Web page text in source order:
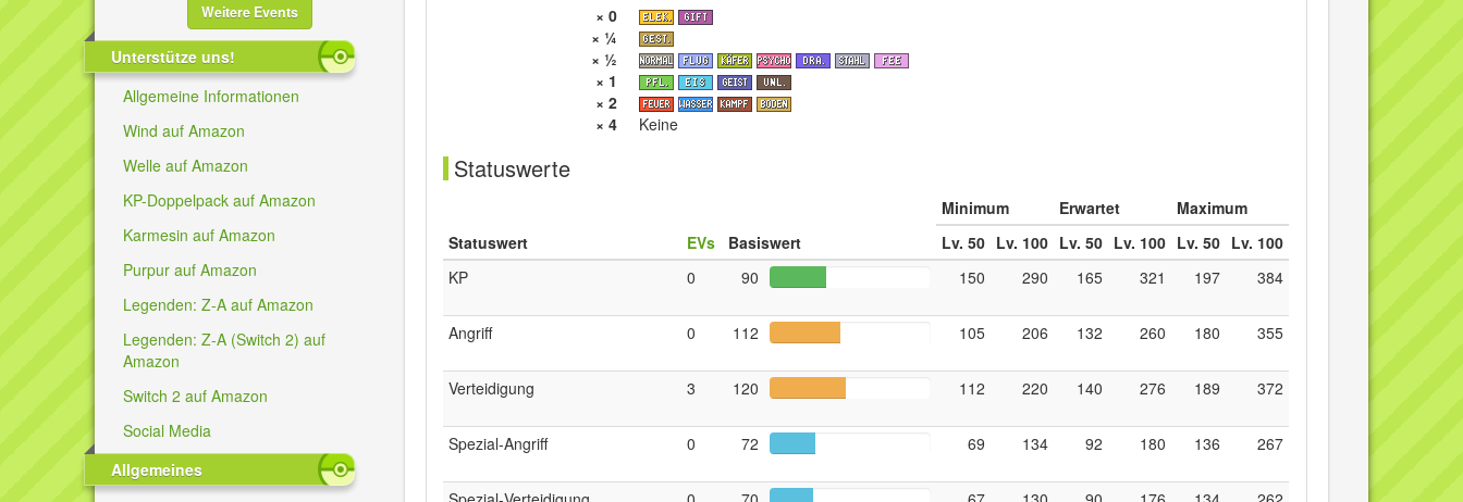
Weitere Events
Unterstütze uns!
Allgemeine Informationen
Wind auf Amazon
Welle auf Amazon
KP-Doppelpack auf Amazon
Karmesin auf Amazon
Purpur auf Amazon
Legenden: Z-A auf Amazon
Legenden: Z-A (Switch 2) auf
Amazon
Switch 2 auf Amazon
Social Media
Allgemeines
× 0
× ¼
× ½
× 1
× 2
× 4
Keine
Statuswerte
Statuswert EVs Basiswert
Minimum Erwartet
Maximum
Lv. 50 Lv. 100 Lv. 50 Lv. 100 Lv. 50 Lv. 100
KP
0 90 150 290 165 321 197 384
Angriff 0 112 105 206 132 260 180 355
Verteidigung 3 120 112 220 140 276 189 372
Spezial‑Angriff 0 72 69 134 92 180 136 267